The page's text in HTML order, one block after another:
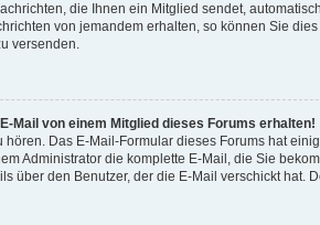
die Ihnen ein Mitglied sendet,
von jemandem erhalten, so können Sie
versenden.
Mail von einem Mitglied dieses Forums erhalten!
hören. Das E-Mail-Formular dieses Forums hat
Administrator die komplette E-Mail, die Sie
über den Benutzer, der die E-Mail verschickt hat.